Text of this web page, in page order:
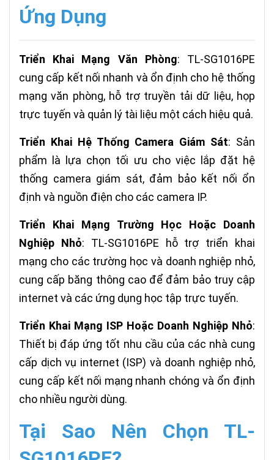
Ứng Dụng
Triển Khai Mạng Văn Phòng: TL-SG1016PE
cung cấp kết nối nhanh và ổn định cho hệ thống
mạng văn phòng, hỗ trợ truyền tải dữ liệu, họp
trực tuyến và quản lý tài liệu một cách hiệu quả.
Triển Khai Hệ Thống Camera Giám Sát: Sản
phẩm là lựa chọn tối ưu cho việc lắp đặt hệ
thống camera giám sát, đảm bảo kết nối ổn
định và nguồn điện cho các camera IP.
Triển Khai Mạng Trường Học Hoặc Doanh
Nghiệp Nhỏ: TL-SG1016PE hỗ trợ triển khai
mạng cho các trường học và doanh nghiệp nhỏ,
cung cấp băng thông cao để đảm bảo truy cập
internet và các ứng dụng học tập trực tuyến.
Triển Khai Mạng ISP Hoặc Doanh Nghiệp Nhỏ:
Thiết bị đáp ứng tốt nhu cầu của các nhà cung
cấp dịch vụ internet (ISP) và doanh nghiệp nhỏ,
cung cấp kết nối mạng nhanh chóng và ổn định
cho nhiều người dùng.
Tại Sao Nên Chọn TL-